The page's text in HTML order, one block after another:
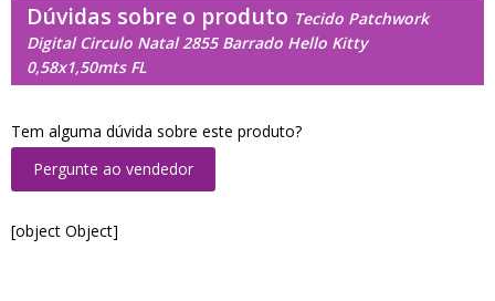
Dúvidas sobre o produto Tecido Patchwork
Digital Circulo Natal 2855 Barrado Hello Kitty
0,58x1,50mts FL
Tem alguma dúvida sobre este produto?
Pergunte ao vendedor
[object Object]